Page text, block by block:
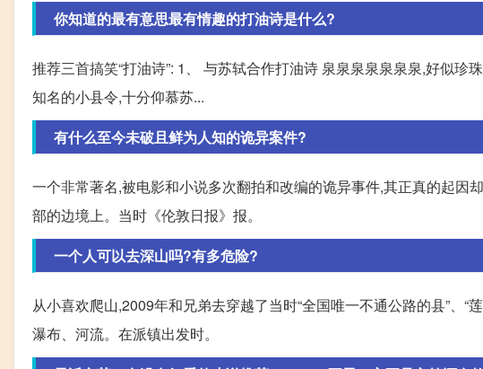
你知道的最有意思最有情趣的打油诗是什么?
推荐三首搞笑“打油诗”: 1、 与苏轼合作打油诗 泉泉泉泉泉泉泉,好似
知名的小县令,十分仰慕苏...
有什么至今未破且鲜为人知的诡异案件?
一个非常著名,被电影和小说多次翻拍和改编的诡异事件,其正真的起因
部的边境上。当时《伦敦日报》报。
一个人可以去深山吗?有多危险?
从小喜欢爬山,2009年和兄弟去穿越了当时“全国唯一不通公路的县”、“
瀑布、河流。在派镇出发时。